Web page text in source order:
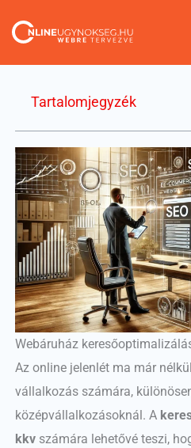
Tartalomjegyzék
Webáruház
Az online jelenlét ma már
vállalkozás számára,
középvállalkozásoknál. A
kkvszámára lehetővé teszi,